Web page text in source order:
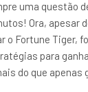
uma
Ora, apesar
Fortune Tiger,
para
do que